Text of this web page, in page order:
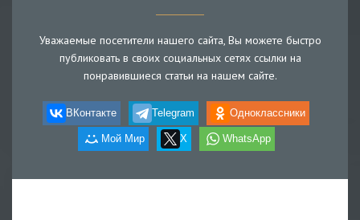
Уважаемые посетители нашего сайта, Вы можете быстро
публиковать в своих социальных сетях ссылки на
понравившиеся статьи на нашем сайте.
ВКонтакте Telegram Одноклассники
Мой Мир X WhatsApp